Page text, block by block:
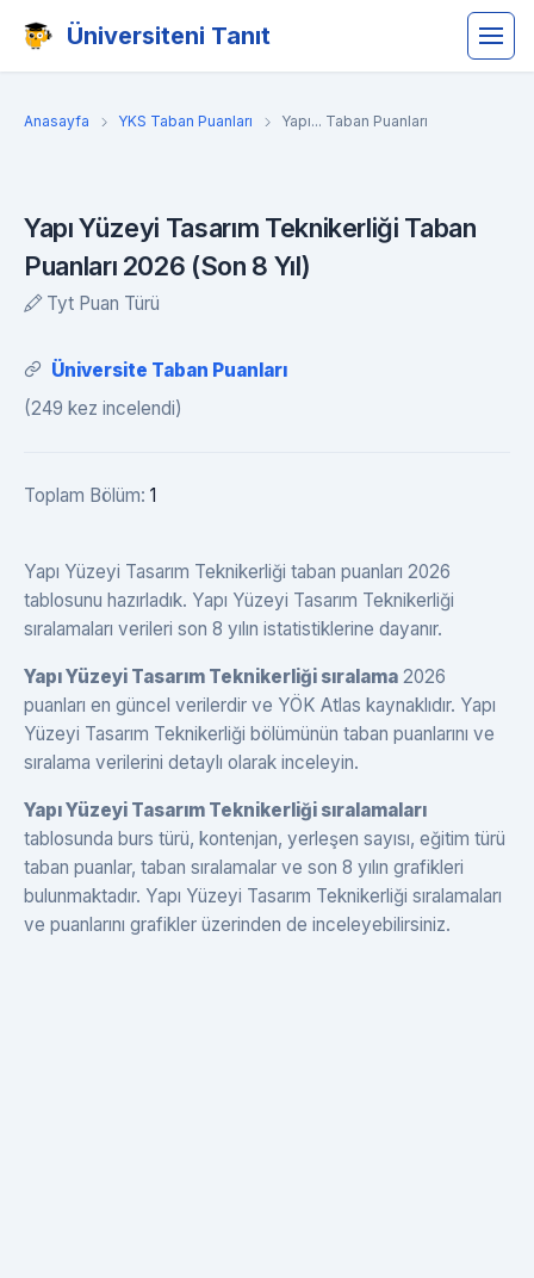
Üniversiteni Tanıt
Anasayfa YKS Taban Puanları Yapı... Taban Puanları
Yapı Yüzeyi Tasarım Teknikerliği Taban
Puanları 2026 (Son 8 Yıl)
Tyt Puan Türü
Üniversite Taban Puanları
(249 kez incelendi)
Toplam Bölüm: 1
Yapı Yüzeyi Tasarım Teknikerliği taban puanları 2026
tablosunu hazırladık. Yapı Yüzeyi Tasarım Teknikerliği
sıralamaları verileri son 8 yılın istatistiklerine dayanır.
Yapı Yüzeyi Tasarım Teknikerliği sıralama 2026
puanları en güncel verilerdir ve YÖK Atlas kaynaklıdır. Yapı
Yüzeyi Tasarım Teknikerliği bölümünün taban puanlarını ve
sıralama verilerini detaylı olarak inceleyin.
Yapı Yüzeyi Tasarım Teknikerliği sıralamaları
tablosunda burs türü, kontenjan, yerleşen sayısı, eğitim türü
taban puanlar, taban sıralamalar ve son 8 yılın grafikleri
bulunmaktadır. Yapı Yüzeyi Tasarım Teknikerliği sıralamaları
ve puanlarını grafikler üzerinden de inceleyebilirsiniz.